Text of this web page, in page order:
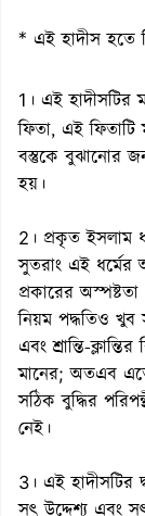
* এই হাদীস হতে
1। এই হাদীসটির
ফিতা, এই ফিতাটি
বস্তুকে বুঝানোর
হয়।
2। প্রকৃত ইসলাম
সুতরাং এই
প্রকারের
নিয়ম পদ্ধতিও
এবং শ্রান্তি-
মানের; অতএব
সঠিক বুদ্ধির
নেই।
3। এই হাদীসটির
সৎ উদ্দেশ্য এবং